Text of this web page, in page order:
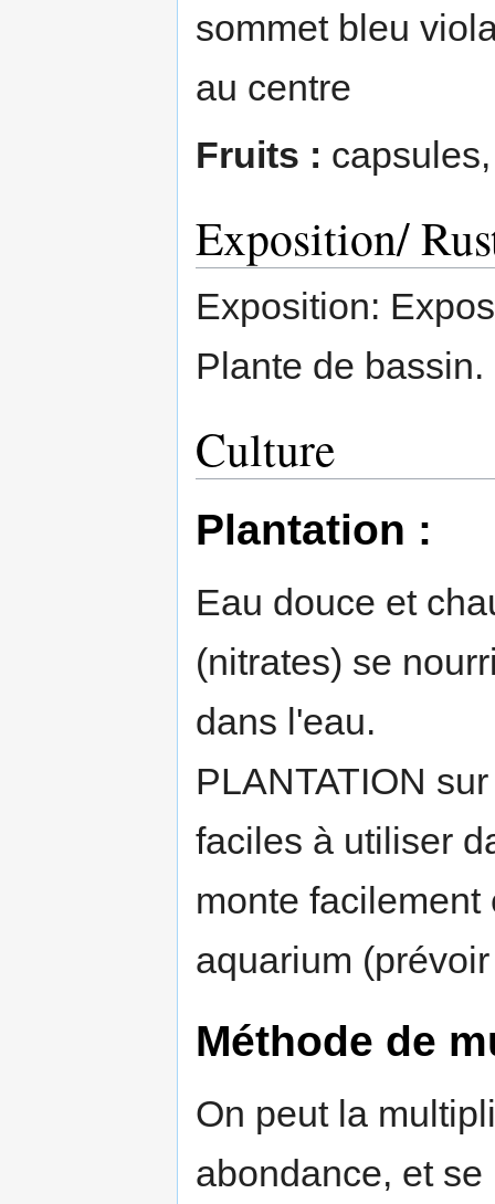
sommet bleu
au centre
Fruits :
Exposition/
Exposition:
Plante de bassin.
Culture
Plantation :
Eau douce et
(nitrates) se
dans l'eau.
PLANTATION
faciles à utiliser
monte
aquarium
Méthode de
On peut la
abondance, et